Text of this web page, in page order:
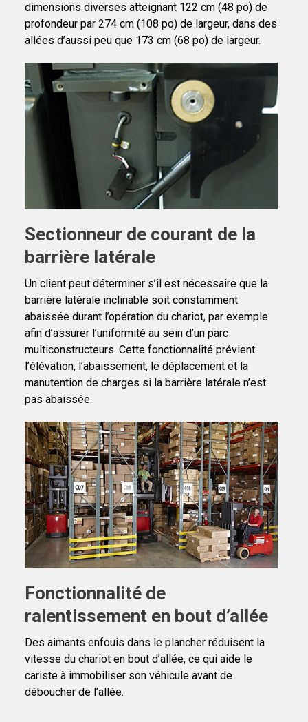
dimensions diverses atteignant 122 cm (48 po) de
profondeur par 274 cm (108 po) de largeur, dans des
allées d’aussi peu que 173 cm (68 po) de largeur.
Sectionneur de courant de la
barrière latérale
Un client peut déterminer s’il est nécessaire que la
barrière latérale inclinable soit constamment
abaissée durant l’opération du chariot, par exemple
afin d’assurer l’uniformité au sein d’un parc
multiconstructeurs. Cette fonctionnalité prévient
l’élévation, l’abaissement, le déplacement et la
manutention de charges si la barrière latérale n’est
pas abaissée.
Fonctionnalité de
ralentissement en bout d’allée
Des aimants enfouis dans le plancher réduisent la
vitesse du chariot en bout d’allée, ce qui aide le
cariste à immobiliser son véhicule avant de
déboucher de l’allée.